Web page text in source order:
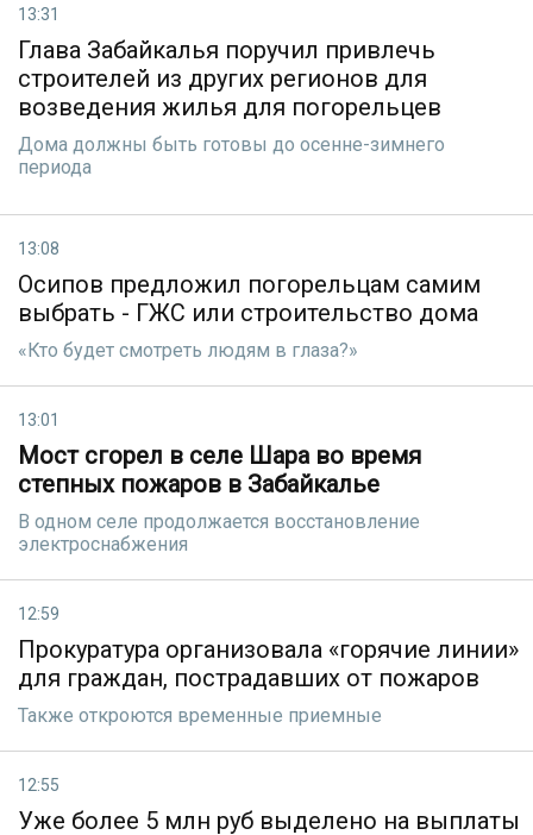
13:31
Глава Забайкалья поручил привлечь
строителей из других регионов для
возведения жилья для погорельцев
Дома должны быть готовы до осенне-зимнего
периода
13:08
Осипов предложил погорельцам самим
выбрать - ГЖС или строительство дома
«Кто будет смотреть людям в глаза?»
13:01
Мост сгорел в селе Шара во время
степных пожаров в Забайкалье
В одном селе продолжается восстановление
электроснабжения
12:59
Прокуратура организовала «горячие линии»
для граждан, пострадавших от пожаров
Также откроются временные приемные
12:55
Уже более 5 млн руб выделено на выплаты